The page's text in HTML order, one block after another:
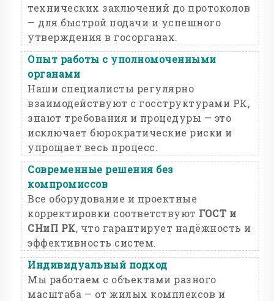
технических заключений до протоколов
— для быстрой подачи и успешного
утверждения в госорганах.
Опыт работы с уполномоченными
органами
Наши специалисты регулярно
взаимодействуют с госструктурами РК,
знают требования и процедуры — это
исключает бюрократические риски и
упрощает весь процесс.
Современные решения без
компромиссов
Все оборудование и проектные
корректировки соответствуют ГОСТ и
СНиП РК, что гарантирует надёжность и
эффективность систем.
Индивидуальный подход
Мы работаем с объектами разного
масштаба — от жилых комплексов и